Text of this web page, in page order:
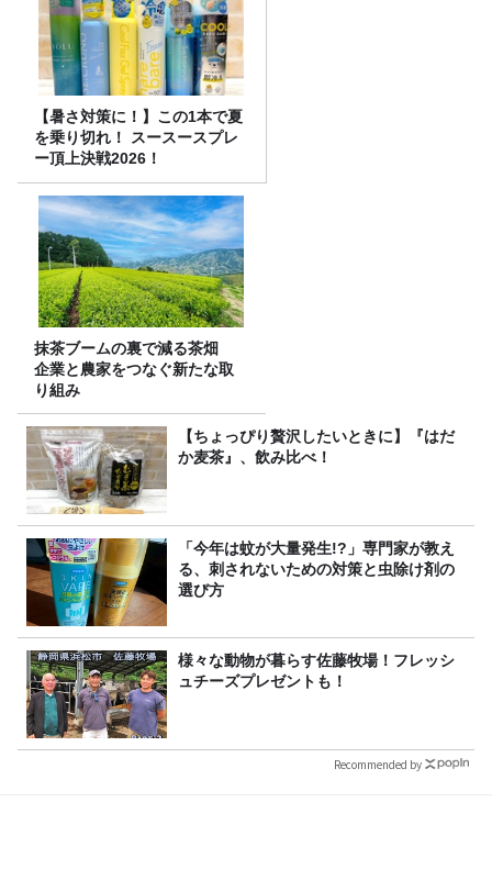
【暑さ対策に！】この1本で夏
を乗り切れ！ スースースプレ
ー頂上決戦2026！
抹茶ブームの裏で減る茶畑
企業と農家をつなぐ新たな取
り組み
【ちょっぴり贅沢したいときに】『はだ
か麦茶』、飲み比べ！
「今年は蚊が大量発生!?」専門家が教え
る、刺されないための対策と虫除け剤の
選び方
様々な動物が暮らす佐藤牧場！フレッシ
ュチーズプレゼントも！
Recommended by